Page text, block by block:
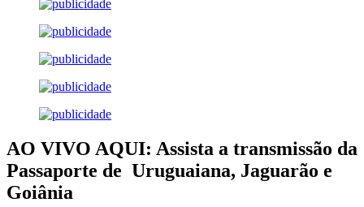
AO VIVO AQUI: Assista a transmissão da
Passaporte de Uruguaiana, Jaguarão e
Goiânia